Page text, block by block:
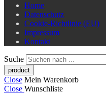
Home
Datenschutz
Cookie-Richtlinie (EU)
Impressum
Kontakt
Suche
Close Mein Warenkorb
Close Wunschliste